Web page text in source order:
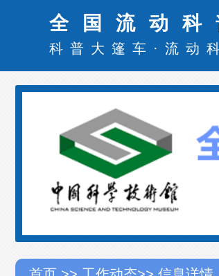
全国流动科
科普大篷车 · 流动